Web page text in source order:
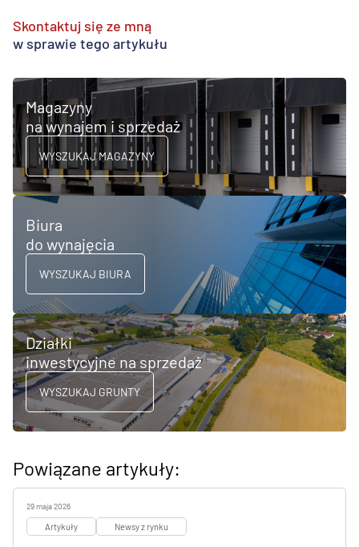
Skontaktuj się ze mną
w sprawie tego artykułu
Magazyny
na wynajem i sprzedaż
WYSZUKAJ MAGAZYNY
Biura
do wynajęcia
WYSZUKAJ BIURA
Działki
inwestycyjne na sprzedaż
WYSZUKAJ GRUNTY
Powiązane artykuły:
29 maja 2026
Artykuły Newsy z rynku